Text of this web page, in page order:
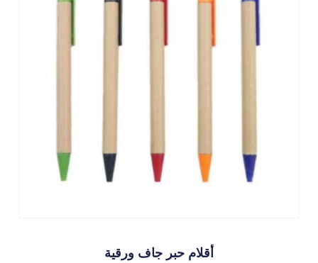
أقلام حبر جاف ورقية